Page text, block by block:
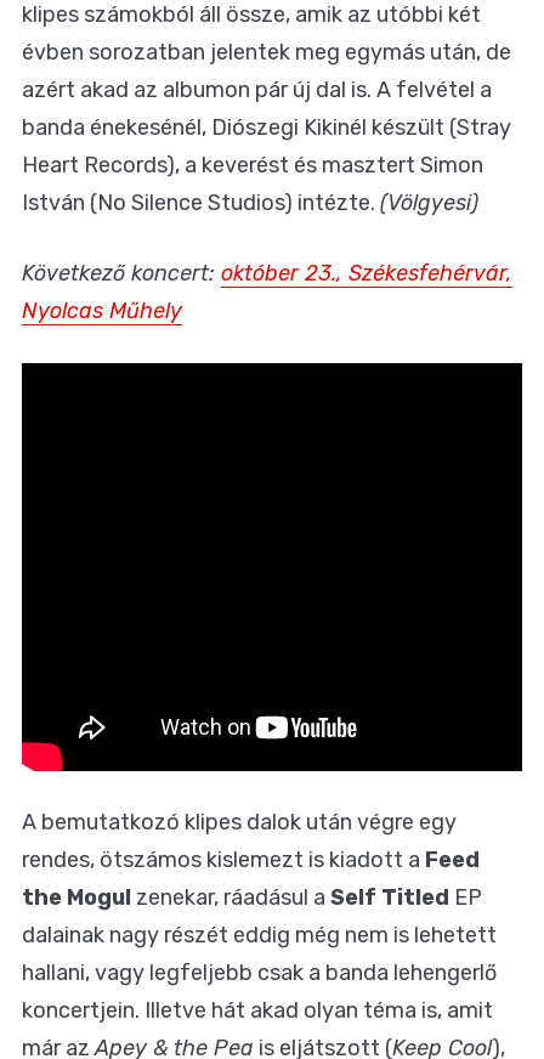
klipes számokból áll össze, amik az utóbbi két
évben sorozatban jelentek meg egymás után, de
azért akad az albumon pár új dal is. A felvétel a
banda énekesénél, Diószegi Kikinél készült (Stray
Heart Records), a keverést és masztert Simon
István (No Silence Studios) intézte. (Völgyesi)
Következő koncert: október 23., Székesfehérvár,
Nyolcas Műhely
A bemutatkozó klipes dalok után végre egy
rendes, ötszámos kislemezt is kiadott a Feed
the Mogul zenekar, ráadásul a Self Titled EP
dalainak nagy részét eddig még nem is lehetett
hallani, vagy legfeljebb csak a banda lehengerlő
koncertjein. Illetve hát akad olyan téma is, amit
már azApey & the Pea is eljátszott (Keep Cool),